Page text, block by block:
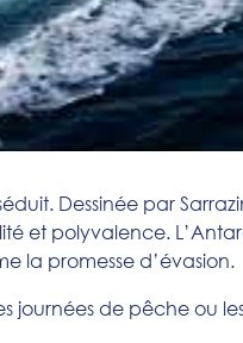
Dessinée par
et polyvalence.
la promesse d’évasion.
journées de pêche ou